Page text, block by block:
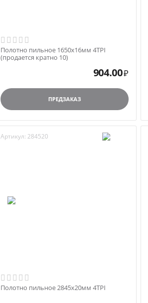
Полотно пильное 1650х16мм 4TPI
(продается кратно 10)
904.00₽
ПРЕДЗАКАЗ
Артикул: 284520
Полотно пильное 2845х20мм 4TPI